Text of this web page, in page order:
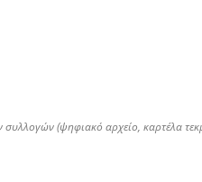
(ψηφιακό αρχείο, καρτέλα